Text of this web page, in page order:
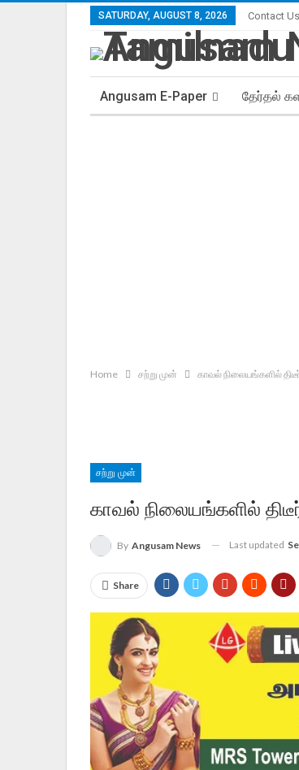
SATURDAY, AUGUST 8, 2026 Contact Us
Angusam E-Paper தேர்தல்
Home சற்று முன் காவல் நிலையங்களில்
சற்று முன்
காவல் நிலையங்களில்
By Angusam News Last updated
Share